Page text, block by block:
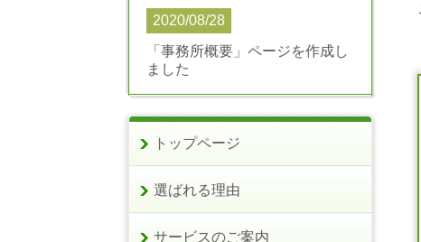
2020/08/28
「事務所概要」ページを作成し
ました
トップページ
選ばれる理由
サービスのご案内